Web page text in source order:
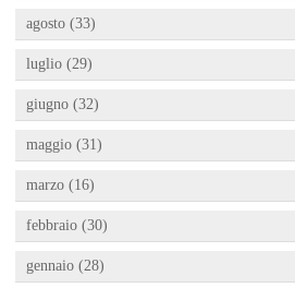
agosto (33)
luglio (29)
giugno (32)
maggio (31)
marzo (16)
febbraio (30)
gennaio (28)